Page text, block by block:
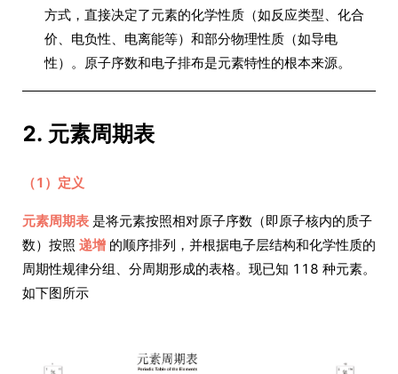
方式，直接决定了元素的化学性质（如反应类型、化合
价、电负性、电离能等）和部分物理性质（如导电
性）。原子序数和电子排布是元素特性的根本来源。
2. 元素周期表
（1）定义
元素周期表 是将元素按照相对原子序数（即原子核内的质子
数）按照 递增 的顺序排列，并根据电子层结构和化学性质的
周期性规律分组、分周期形成的表格。现已知 118 种元素。
如下图所示